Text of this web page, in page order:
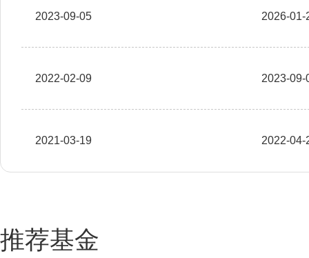
2023-09-05 2026-01-
2022-02-09 2023-09-
2021-03-19 2022-04-
推荐基金